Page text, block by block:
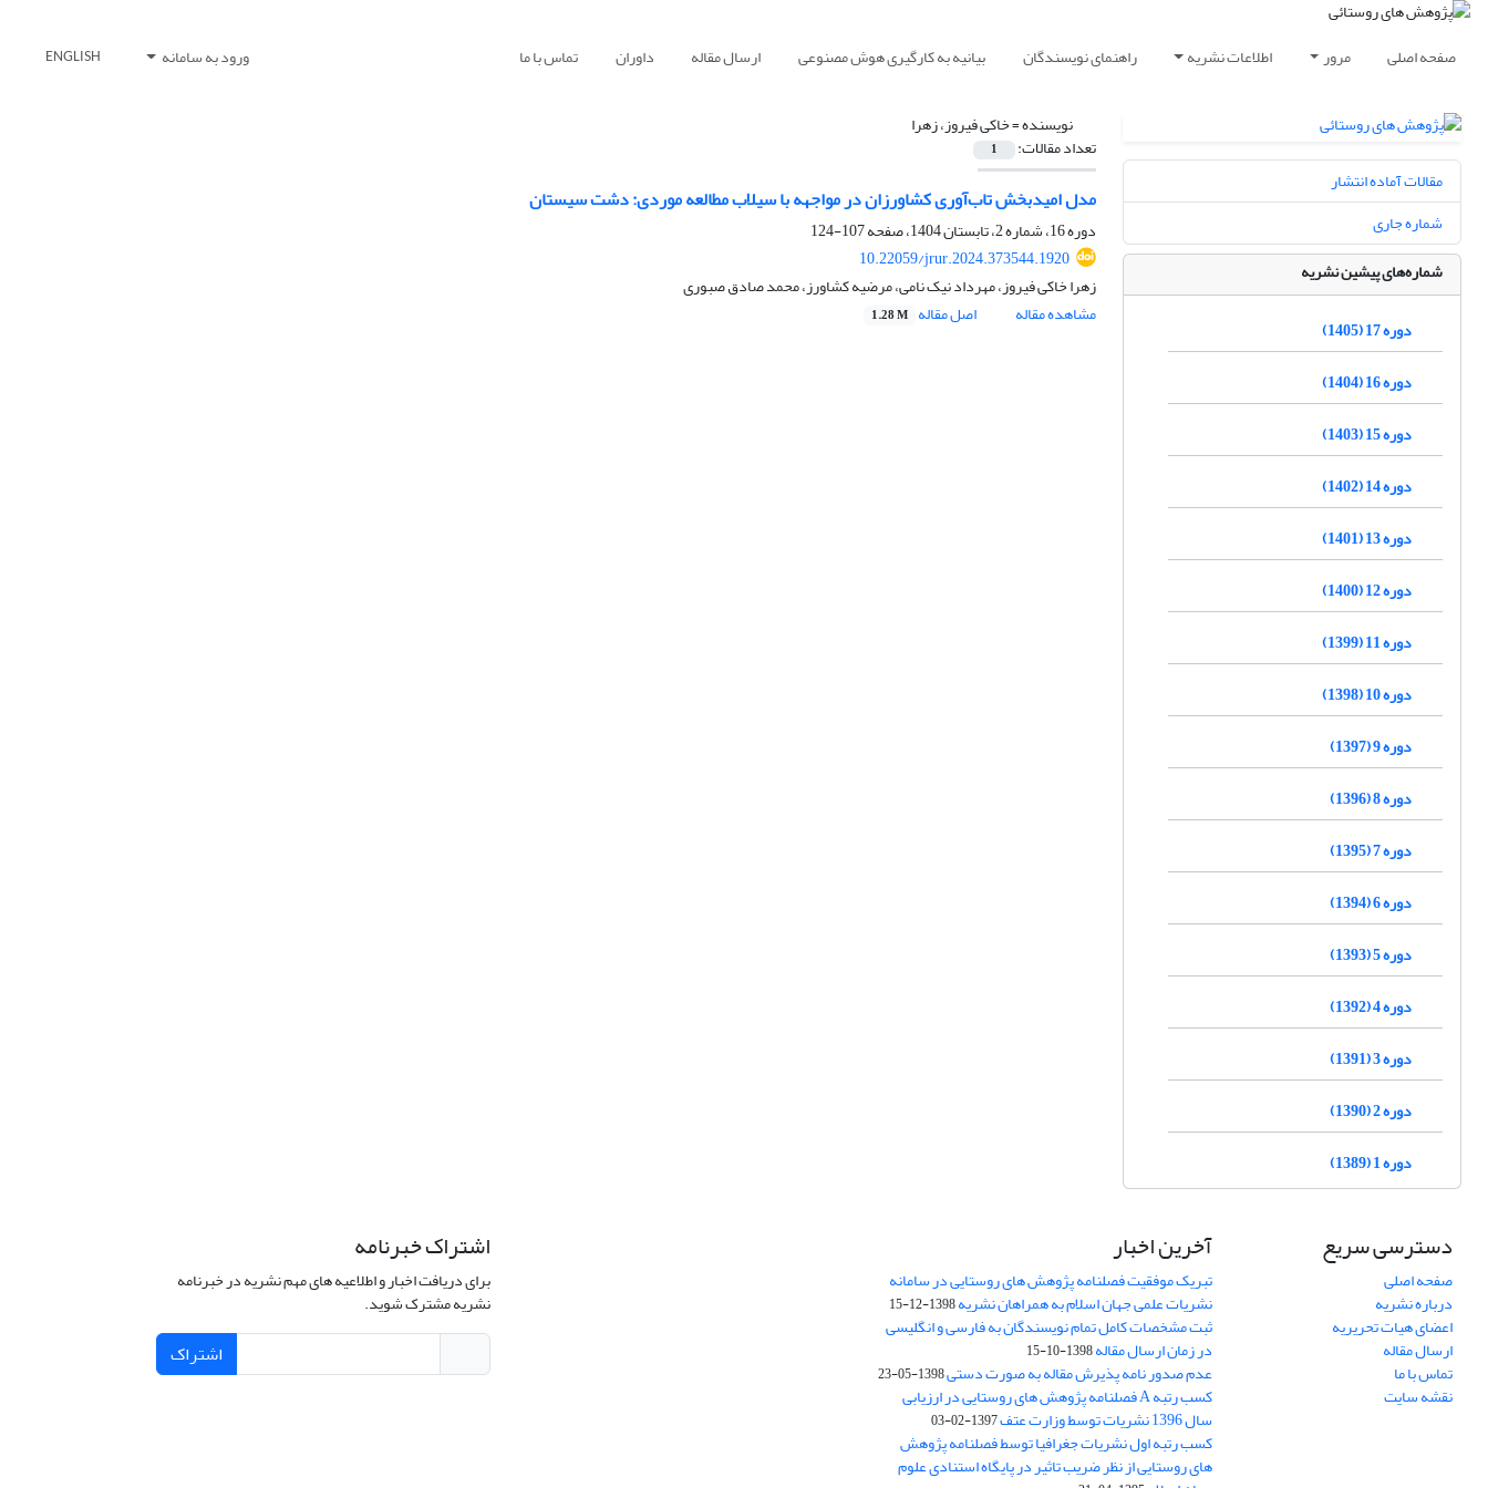
صفحه اصلی مرور اطلاعات نشریه راهنمای نویسندگان بیانیه به کارگیری هوش مصنوعی ارسال مقاله داوران تماس با ما ورود به سامانه ENGLISH
نویسنده =خاکی فیروز، زهرا
تعداد مقالات: 1
مدل امیدبخش تاب‌آوری کشاورزان در مواجهه با سیلاب مطالعه موردی: دشت سیستان
دوره 16، شماره 2، تابستان 1404، صفحه
107-124
10.22059/jrur.2024.373544.1920
زهرا خاکی فیروز، مهرداد نیک نامی، مرضیه کشاورز، محمد صادق صبوری
مشاهده مقاله
اصل مقاله 1.28 M
مقالات آماده انتشار
شماره جاری
شماره‌های پیشین نشریه
دوره 17 (1405)
دوره 16 (1404)
دوره 15 (1403)
دوره 14 (1402)
دوره 13 (1401)
دوره 12 (1400)
دوره 11 (1399)
دوره 10 (1398)
دوره 9 (1397)
دوره 8 (1396)
دوره 7 (1395)
دوره 6 (1394)
دوره 5 (1393)
دوره 4 (1392)
دوره 3 (1391)
دوره 2 (1390)
دوره 1 (1389)
دسترسی سریع
صفحه اصلی
درباره نشریه
اعضای هیات تحریریه
ارسال مقاله
تماس با ما
نقشه سایت
آخرین اخبار
تبریک موفقیت فصلنامه پژوهش های روستایی در سامانه
نشریات علمی جهان اسلام به همراهان نشریه1398-12-15
ثبت مشخصات کامل تمام نویسندگان به فارسی و انگلیسی
در زمان ارسال مقاله1398-10-15
عدم صدور نامه پذیرش مقاله به صورت دستی1398-05-23
کسب رتبه A فصلنامه پژوهش های روستایی در ارزیابی
سال 1396 نشریات توسط وزارت عتف 1397-02-03
کسب رتبه اول نشریات جغرافیا توسط فصلنامه پژوهش
های روستایی از نظر ضریب تاثیر در پایگاه استنادی علوم
اشتراک خبرنامه
برای دریافت اخبار و اطلاعیه های مهم نشریه در خبرنامه
نشریه مشترک شوید.
اشتراک